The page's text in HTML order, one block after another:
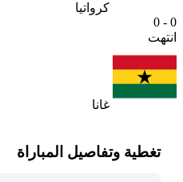
كرواتيا
0 - 0
انتهت
غانا
تغطية وتفاصيل المباراة